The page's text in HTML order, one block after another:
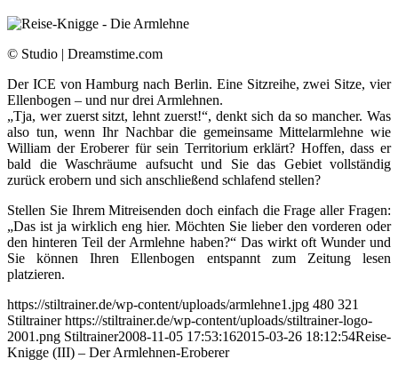
© Studio | Dreamstime.com
Der ICE von Hamburg nach Berlin. Eine Sitzreihe, zwei Sitze, vier
Ellenbogen – und nur drei Armlehnen.
„Tja, wer zuerst sitzt, lehnt zuerst!“, denkt sich da so mancher. Was
also tun, wenn Ihr Nachbar die gemeinsame Mittelarmlehne wie
William der Eroberer für sein Territorium erklärt? Hoffen, dass er
bald die Waschräume aufsucht und Sie das Gebiet vollständig
zurück erobern und sich anschließend schlafend stellen?
Stellen Sie Ihrem Mitreisenden doch einfach die Frage aller Fragen:
„Das ist ja wirklich eng hier. Möchten Sie lieber den vorderen oder
den hinteren Teil der Armlehne haben?“ Das wirkt oft Wunder und
Sie können Ihren Ellenbogen entspannt zum Zeitung lesen
platzieren.
https://stiltrainer.de/wp-content/uploads/armlehne1.jpg 480 321
Stiltrainer https://stiltrainer.de/wp-content/uploads/stiltrainer-logo-
2001.png Stiltrainer2008-11-05 17:53:162015-03-26 18:12:54Reise-
Knigge (III) – Der Armlehnen-Eroberer